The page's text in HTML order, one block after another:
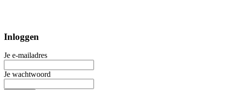
Inloggen
Je e-mailadres
Je wachtwoord